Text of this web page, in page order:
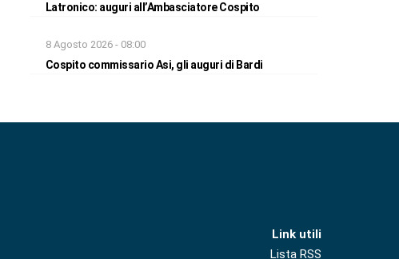
Latronico: auguri all’Ambasciatore Cospito
8 Agosto 2026 - 08:00
Cospito commissario Asi, gli auguri di Bardi
Link utili
Lista RSS